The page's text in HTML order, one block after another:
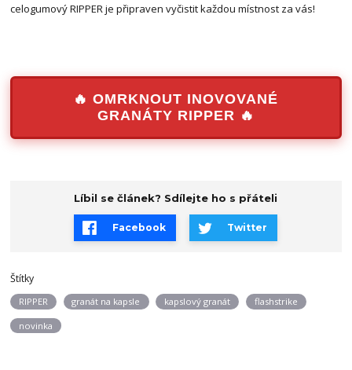
celogumový RIPPER je připraven vyčistit každou místnost za vás!
🔥 OMRKNOUT INOVOVANÉ
GRANÁTY RIPPER 🔥
Líbil se článek? Sdílejte ho s přáteli
Facebook Twitter
Štítky
RIPPER granát na kapsle kapslový granát flashstrike
novinka